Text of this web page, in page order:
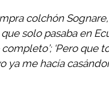
colchón
solo pasaba en
‘Pero que
me hacía